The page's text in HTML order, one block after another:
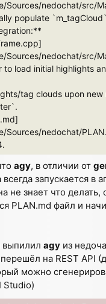
Sources/nedochat/src/
populate
Sources/nedochat/src/
to load initial highlights
tag clouds upon new
Sources/nedochat/
agy, в отличии от
запускается в
не знает что делать,
PLAN.md файл и
выпилил agy из
на REST API
можно
Studio)